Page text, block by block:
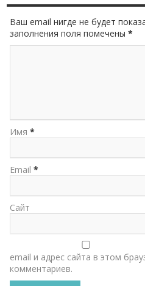
Ваш email нигде не будет
заполнения поля помечены*
Имя *
Email *
Сайт
email и адрес сайта в этом
комментариев.